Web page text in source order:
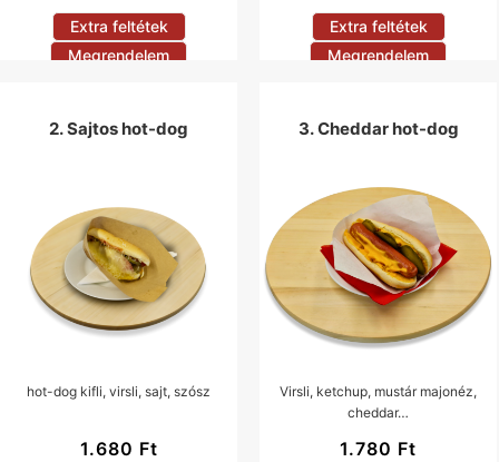
Extra feltétek
Megrendelem
Extra feltétek
Megrendelem
2. Sajtos hot-dog
hot-dog kifli, virsli, sajt, szósz
1.680 Ft
3. Cheddar hot-dog
Virsli, ketchup, mustár majonéz,
cheddar…
1.780 Ft